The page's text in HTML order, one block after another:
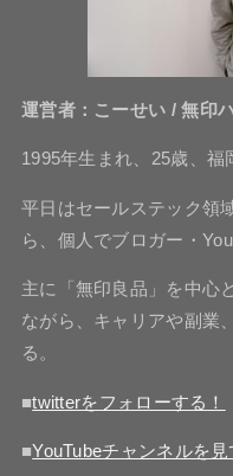
運営者：こーせい / 無印
1995年生まれ、25歳、福
平日はセールステック領
ら、個人でブロガー・
主に「無印良品」を中心
ながら、キャリアや副業
る。
■twitterをフォローする！
■YouTubeチャンネルを見